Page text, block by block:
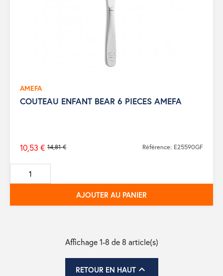
AMEFA
COUTEAU ENFANT BEAR 6 PIECES AMEFA
Prix
de
base
14,81 €
10,53 € Référence: E25590GF
AJOUTER AU PANIER
Affichage 1-8 de 8 article(s)
RETOUR EN HAUT